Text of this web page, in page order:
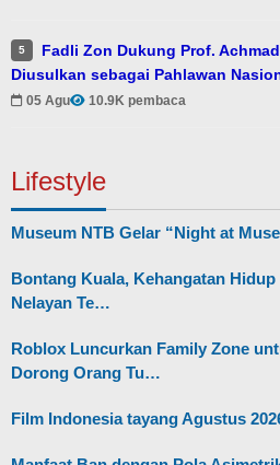
5
Fadli Zon Dukung Prof.
Diusulkan sebagai Pahlawan
05 Agu 10.9K pembaca
Lifestyle
Museum NTB Gelar “Night at
Bontang Kuala, Kehangatan
Nelayan Te…
Roblox Luncurkan Family Zone
Dorong Orang Tu…
Film Indonesia tayang Agustus